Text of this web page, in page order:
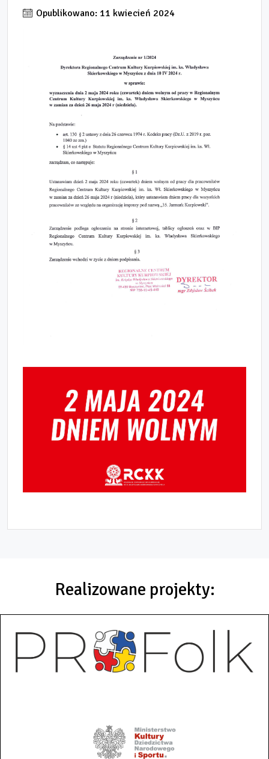
Opublikowano: 11 kwiecień 2024
Realizowane projekty: